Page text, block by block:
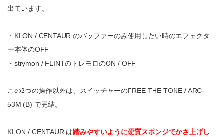
出ています。
・KLON / CENTAUR のバッファーのみ使用したい時のエフェクタ
ー本体のOFF
・strymon / FLINTのトレモロのON / OFF
この2つの操作以外は、スイッチャーのFREE THE TONE / ARC-
53M (B) で完結。
KLON / CENTAUR は踏みやすいように硬質スポンジでかさ上げし